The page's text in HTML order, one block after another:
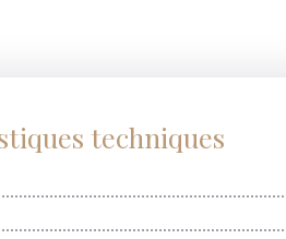
techniques